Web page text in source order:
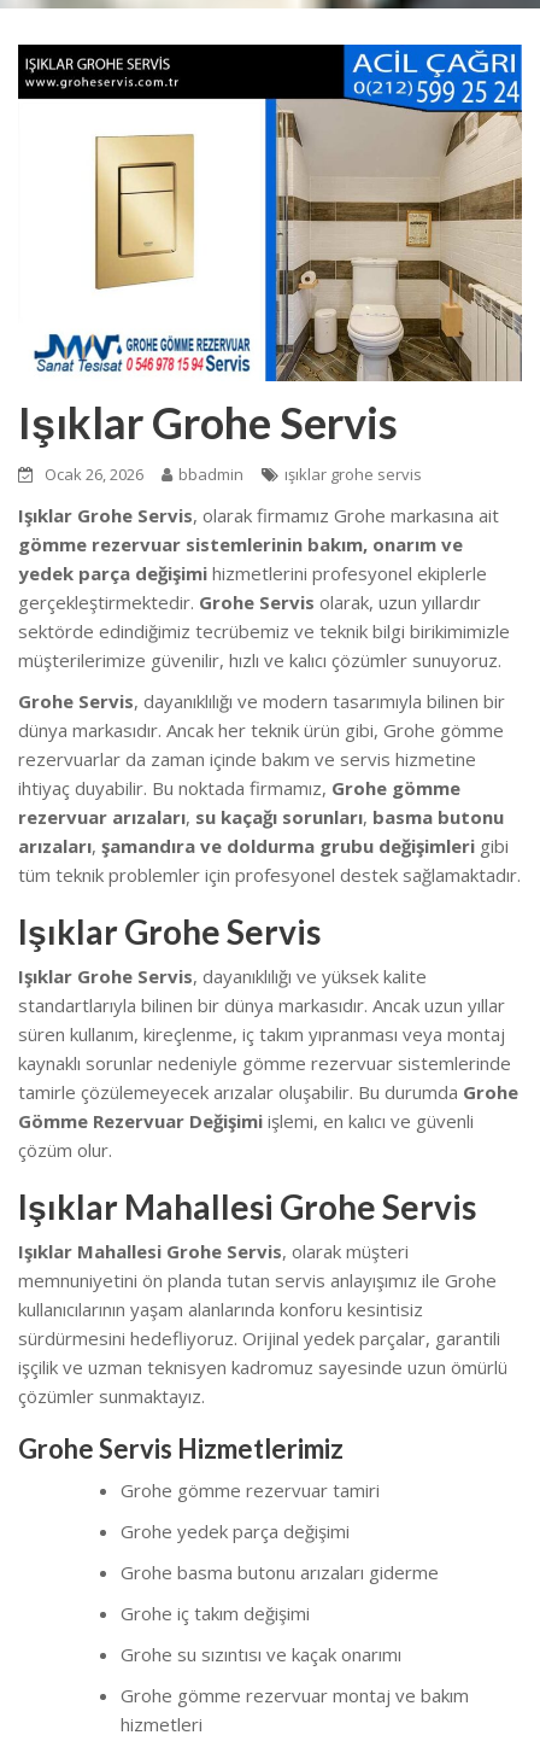
Işıklar Grohe Servis
Ocak 26, 2026 bbadmin ışıklar grohe servis
Işıklar Grohe Servis, olarak firmamız Grohe markasına ait
gömme rezervuar sistemlerinin bakım, onarım ve
yedek parça değişimi hizmetlerini profesyonel ekiplerle
gerçekleştirmektedir. Grohe Servis olarak, uzun yıllardır
sektörde edindiğimiz tecrübemiz ve teknik bilgi birikimimizle
müşterilerimize güvenilir, hızlı ve kalıcı çözümler sunuyoruz.
Grohe Servis, dayanıklılığı ve modern tasarımıyla bilinen bir
dünya markasıdır. Ancak her teknik ürün gibi, Grohe gömme
rezervuarlar da zaman içinde bakım ve servis hizmetine
ihtiyaç duyabilir. Bu noktada firmamız, Grohe gömme
rezervuar arızaları, su kaçağı sorunları, basma butonu
arızaları, şamandıra ve doldurma grubu değişimleri gibi
tüm teknik problemler için profesyonel destek sağlamaktadır.
Işıklar Grohe Servis
Işıklar Grohe Servis, dayanıklılığı ve yüksek kalite
standartlarıyla bilinen bir dünya markasıdır. Ancak uzun yıllar
süren kullanım, kireçlenme, iç takım yıpranması veya montaj
kaynaklı sorunlar nedeniyle gömme rezervuar sistemlerinde
tamirle çözülemeyecek arızalar oluşabilir. Bu durumda Grohe
Gömme Rezervuar Değişimi işlemi, en kalıcı ve güvenli
çözüm olur.
Işıklar Mahallesi Grohe Servis
Işıklar Mahallesi Grohe Servis, olarak müşteri
memnuniyetini ön planda tutan servis anlayışımız ile Grohe
kullanıcılarının yaşam alanlarında konforu kesintisiz
sürdürmesini hedefliyoruz. Orijinal yedek parçalar, garantili
işçilik ve uzman teknisyen kadromuz sayesinde uzun ömürlü
çözümler sunmaktayız.
Grohe Servis Hizmetlerimiz
Grohe gömme rezervuar tamiri
Grohe yedek parça değişimi
Grohe basma butonu arızaları giderme
Grohe iç takım değişimi
Grohe su sızıntısı ve kaçak onarımı
Grohe gömme rezervuar montaj ve bakım
hizmetleri